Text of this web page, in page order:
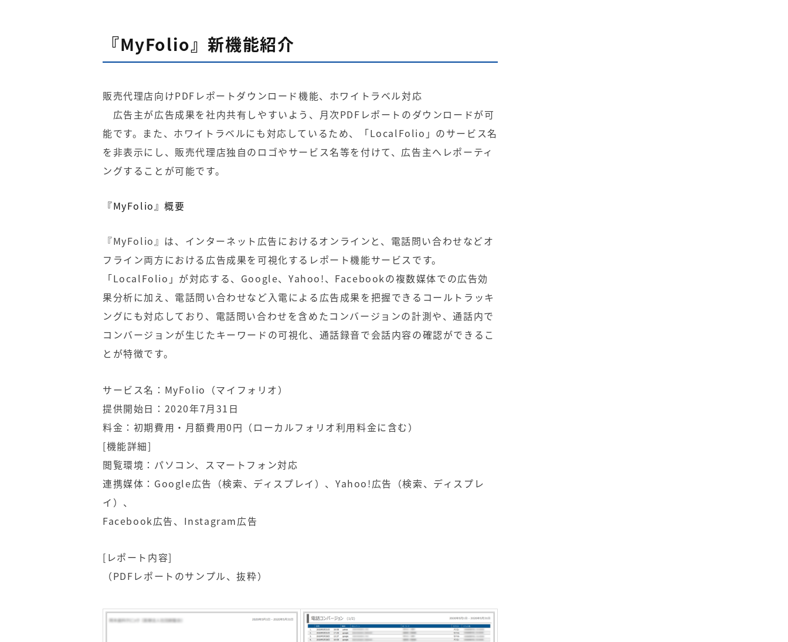
『MyFolio』新機能紹介
販売代理店向けPDFレポートダウンロード機能、ホワイトラベル対応
広告主が広告成果を社内共有しやすいよう、月次PDFレポートのダウンロードが可
能です。また、ホワイトラベルにも対応しているため、「LocalFolio」のサービス名
を非表示にし、販売代理店独自のロゴやサービス名等を付けて、広告主へレポーティ
ングすることが可能です。
『MyFolio』概要
『MyFolio』は、インターネット広告におけるオンラインと、電話問い合わせなどオ
フライン両方における広告成果を可視化するレポート機能サービスです。
「LocalFolio」が対応する、Google、Yahoo!、Facebookの複数媒体での広告効
果分析に加え、電話問い合わせなど入電による広告成果を把握できるコールトラッキ
ングにも対応しており、電話問い合わせを含めたコンバージョンの計測や、通話内で
コンバージョンが生じたキーワードの可視化、通話録音で会話内容の確認ができるこ
とが特徴です。
サービス名：MyFolio（マイフォリオ）
提供開始日：2020年7月31日
料金：初期費用・月額費用0円（ローカルフォリオ利用料金に含む）
[機能詳細]
閲覧環境：パソコン、スマートフォン対応
連携媒体：Google広告（検索、ディスプレイ）、Yahoo!広告（検索、ディスプレ
イ）、
Facebook広告、Instagram広告
[レポート内容]
（PDFレポートのサンプル、抜粋）